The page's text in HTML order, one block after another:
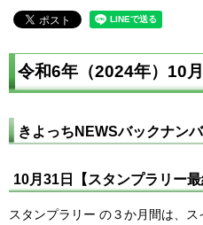
令和6年（2024年）10月
きよっちNEWSバックナン
10月31日【スタンプラリー最
スタンプラリー の３か月間は、